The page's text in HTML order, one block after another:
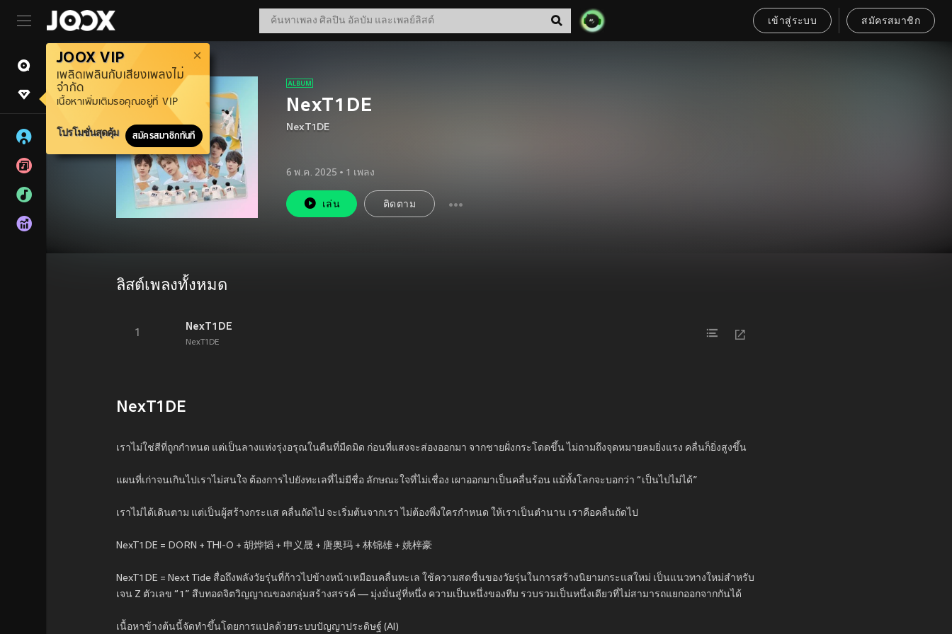
เข้าสู่ระบบ สมัครสมาชิก
JOOX VIP
เพลิดเพลินกับเสียงเพลงไม่
จำกัด
เนื้อหาเพิ่มเติมรอคุณอยู่ที่ VIP
โปรโมชั่นสุดคุ้ม สมัครสมาชิกทันที
NexT1DE
NexT1DE
6 พ.ค. 2025 • 1 เพลง
เล่น ติดตาม
ลิสต์เพลงทั้งหมด
1
NexT1DE
NexT1DE
NexT1DE
เราไม่ใช่สีที่ถูกกำหนด แต่เป็นลางแห่งรุ่งอรุณในคืนที่มืดมิด ก่อนที่แสงจะส่องออกมา จากชายฝั่งกระโดดขึ้น ไม่ถามถึงจุดหมายลมยิ่งแรง คลื่นก็ยิ่งสูงขึ้น
แผนที่เก่าจนเกินไปเราไม่สนใจ ต้องการไปยังทะเลที่ไม่มีชื่อ ลักษณะใจที่ไม่เชื่อง เผาออกมาเป็นคลื่นร้อน แม้ทั้งโลกจะบอกว่า “เป็นไปไม่ได้”
เราไม่ได้เดินตาม แต่เป็นผู้สร้างกระแส คลื่นถัดไป จะเริ่มต้นจากเรา ไม่ต้องพึ่งใครกำหนด ให้เราเป็นตำนาน เราคือคลื่นถัดไป
NexT1DE = DORN + THI-O + 胡烨韬 + 申义晟 + 唐奥玛 + 林锦雄 + 姚梓豪
NexT1DE = Next Tide สื่อถึงพลังวัยรุ่นที่ก้าวไปข้างหน้าเหมือนคลื่นทะเล ใช้ความสดชื่นของวัยรุ่นในการสร้างนิยามกระแสใหม่ เป็นแนวทางใหม่สำหรับ
เจน Z ตัวเลข “1” สืบทอดจิตวิญญาณของกลุ่มสร้างสรรค์ — มุ่งมั่นสู่ที่หนึ่ง ความเป็นหนึ่งของทีม รวบรวมเป็นหนึ่งเดียวที่ไม่สามารถแยกออกจากกันได้
เนื้อหาข้างต้นนี้จัดทำขึ้นโดยการแปลด้วยระบบปัญญาประดิษฐ์ (AI)